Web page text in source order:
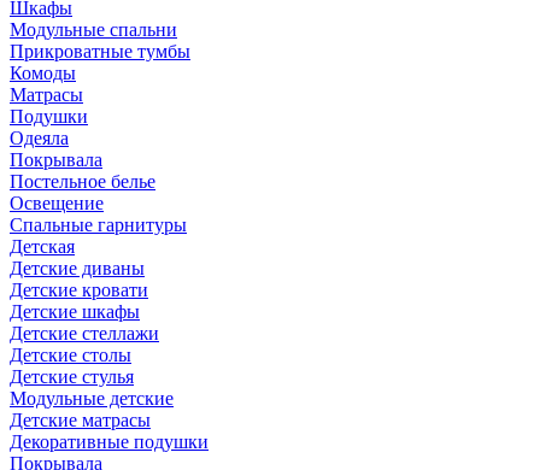
Шкафы
Модульные спальни
Прикроватные тумбы
Комоды
Матрасы
Подушки
Одеяла
Покрывала
Постельное белье
Освещение
Спальные гарнитуры
Детская
Детские диваны
Детские кровати
Детские шкафы
Детские стеллажи
Детские столы
Детские стулья
Модульные детские
Детские матрасы
Декоративные подушки
Покрывала